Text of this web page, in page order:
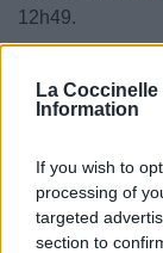
La Coccinelle
Information
If you wish to
processing of
targeted
section to
12h49.
Paroles +